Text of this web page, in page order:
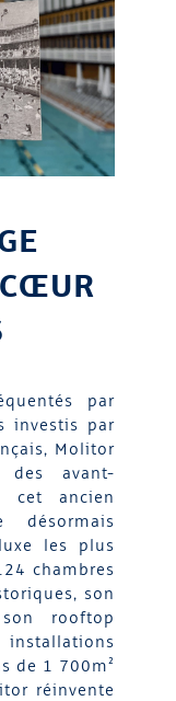
par
investis par
Molitor
avant-
cet ancien
désormais
les plus
chambres
son
rooftop
de 1 700m²
réinvente